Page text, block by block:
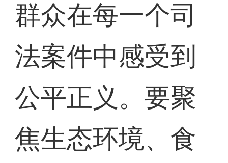
群众在每一个司
法案件中感受到
公平正义。要聚
焦生态环境、食